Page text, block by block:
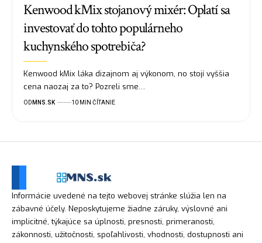
Kenwood kMix stojanový mixér: Oplatí sa
investovať do tohto populárneho
kuchynského spotrebiča?
Kenwood kMix láka dizajnom aj výkonom, no stojí vyššia
cena naozaj za to? Pozreli sme…
OD MNS.SK 10 MIN ČÍTANIE
Informácie uvedené na tejto webovej stránke slúžia len na
zábavné účely. Neposkytujeme žiadne záruky, výslovné ani
implicitné, týkajúce sa úplnosti, presnosti, primeranosti,
zákonnosti, užitočnosti, spoľahlivosti, vhodnosti, dostupnosti ani